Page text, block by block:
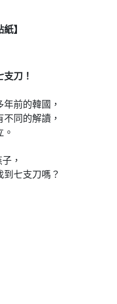
】
刀！
前的韓國，
同的解讀，
，
七支刀嗎？